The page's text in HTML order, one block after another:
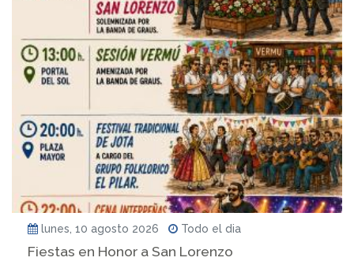
lunes, 10 agosto 2026 Todo el dia
Fiestas en Honor a San Lorenzo